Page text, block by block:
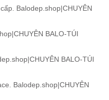
Balodep.shop|CHUYÊN
BALO-TÚI
BALO-TÚI
Balodep.shop|CHUYÊN